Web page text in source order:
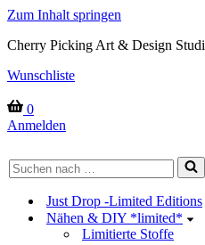
Zum Inhalt springen
Cherry Picking Art & Design
Wunschliste
Warenkorb
0
Anmelden
Suchen
nach …
Just Drop -Limited Editions
Nähen & DIY *limited*
Limitierte Stoffe